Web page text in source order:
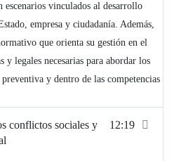
escenarios vinculados al desarrollo
empresa y ciudadanía. Además,
que orienta su gestión en el
y legales necesarias para abordar los
y dentro de las competencias
conflictos sociales y
12:19